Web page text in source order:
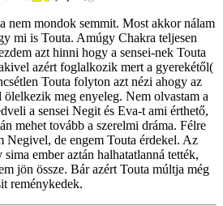
nem mondok semmit. Most akkor nálam
mi is Touta. Amúgy Chakra teljesen
azt hinni hogy a sensei-nek Touta
azért foglalkozik mert a gyerekétől(
Touta folyton azt nézi ahogy az
ölelkezik meg enyeleg. Nem olvastam a
a sensei Negit és Eva-t ami érthető,
mehet tovább a szerelmi dráma. Félre
Negivel, de engem Touta érdekel. Az
ember aztán halhatatlanná tették,
jön össze. Bár azért Touta múltja még
reménykedek.